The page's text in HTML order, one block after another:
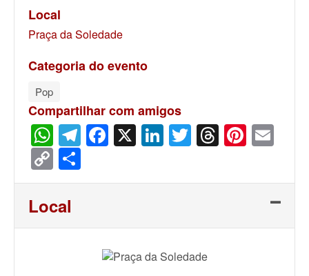
Local
Praça da Soledade
Categoria do evento
Pop
Compartilhar com amigos
WhatsApp
Telegram
Facebook
X LinkedIn
Twitter
Threads
Copy
Link
Local